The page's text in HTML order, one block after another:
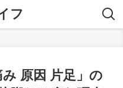
フ
み 原因 片足」の